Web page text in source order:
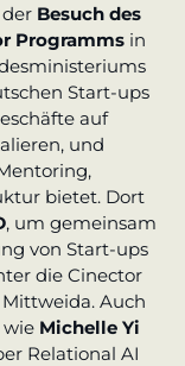
Besuch des
Programmsin
Start-ups
auf
und
bietet. Dort
, um gemeinsam
von Start-ups
die Cinector
Auch
wie Michelle Yi
Relational AI